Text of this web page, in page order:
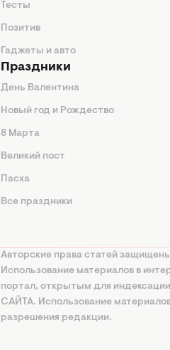
Тесты
Позитив
Гаджеты и авто
Праздники
День Валентина
Новый год и Рождество
8 Марта
Великий пост
Пасха
Все праздники
Авторские права статей
Использование материалов в
портал, открытым для
САЙТА. Использование
разрешения редакции.